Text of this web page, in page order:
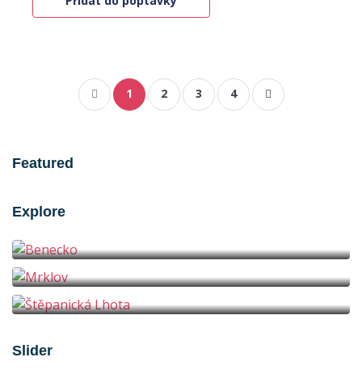
1 2 3 4
Featured
Explore
Slider
3